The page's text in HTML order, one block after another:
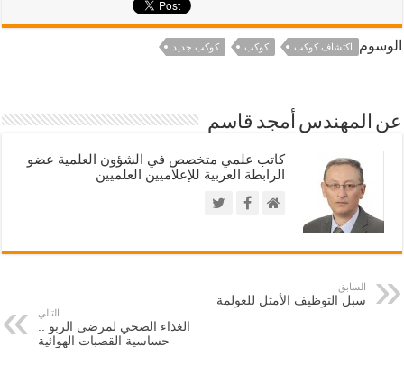
الوسوم اكتشاف كوكب كوكب كوكب جديد
عن المهندس أمجد قاسم
كاتب علمي متخصص في الشؤون العلمية عضو
الرابطة العربية للإعلاميين العلميين
السابق
سبل التوظيف الأمثل للعولمة
التالي
الغذاء الصحي لمرضى الربو ..
حساسية القصبات الهوائية